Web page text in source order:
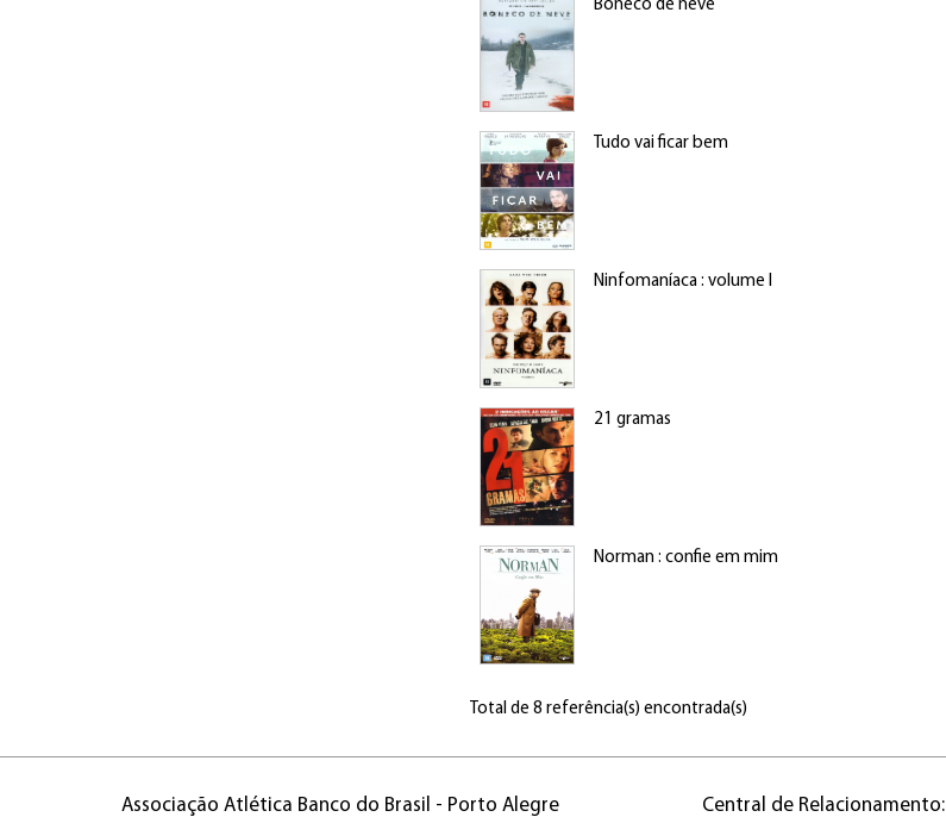
Boneco de neve
Tudo vai ficar bem
Ninfomaníaca : volume I
21 gramas
Norman : confie em mim
Total de 8 referência(s) encontrada(s)
Associação Atlética Banco do Brasil - Porto Alegre Central de Relacionamento: